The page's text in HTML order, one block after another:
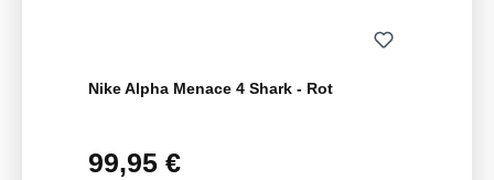
Nike Alpha Menace 4 Shark - Rot
Regulärer Preis:
99,95 €